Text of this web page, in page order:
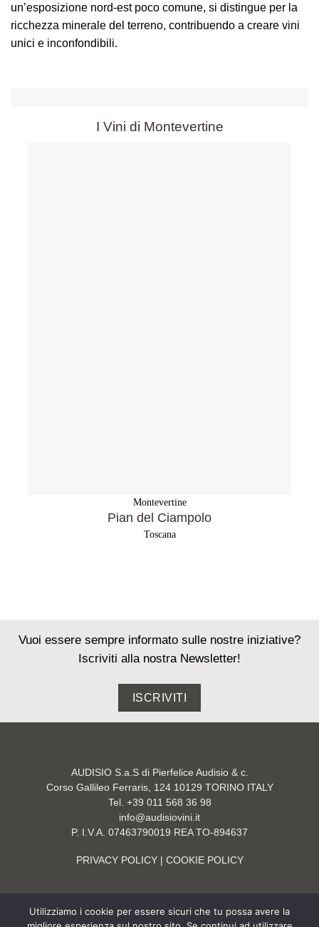
un’esposizione nord-est poco comune, si distingue per la
ricchezza minerale del terreno, contribuendo a creare vini
unici e inconfondibili.
I Vini di Montevertine
Montevertine
Pian del Ciampolo
Toscana
Vuoi essere sempre informato sulle nostre iniziative?
Iscriviti alla nostra Newsletter!
ISCRIVITI
AUDISIO S.a.S di Pierfelice Audisio & c.
Corso Gallileo Ferraris, 124 10129 TORINO ITALY
Tel. +39 011 568 36 98
info@audisiovini.it
P. I.V.A. 07463790019 REA TO-894637
PRIVACY POLICY| COOKIE POLICY
Utilizziamo i cookie per essere sicuri che tu possa avere la